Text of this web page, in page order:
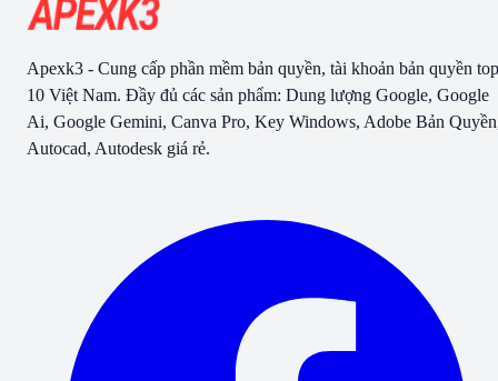
Apexk3 - Cung cấp phần mềm bản quyền, tài khoản bản quyền top
10 Việt Nam. Đầy đủ các sản phẩm: Dung lượng Google, Google
Ai, Google Gemini, Canva Pro, Key Windows, Adobe Bản
Autocad, Autodesk giá rẻ.